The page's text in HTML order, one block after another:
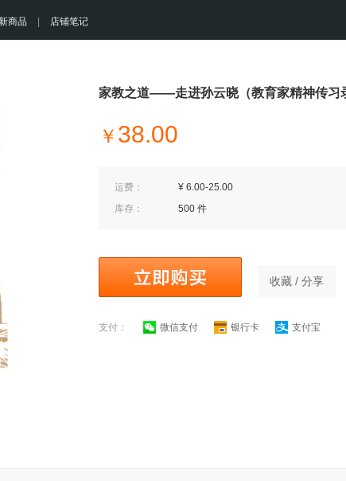
商品 店铺笔记
家教之道——走进孙云晓（教育家精神传习
￥ 38.00
运费：
¥ 6.00-25.00
库存：
500 件
收藏 / 分享
支付： 微信支付 银行卡 支付宝